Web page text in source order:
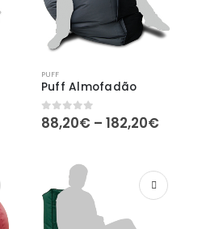
PUFF
Puff Almofadão
0out of 5
88,20€ – 182,20€Price